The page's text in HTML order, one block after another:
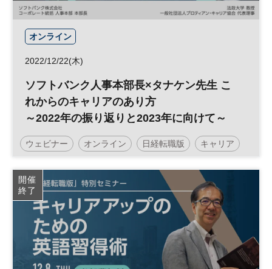
オンライン
2022/12/22(木)
ソフトバンク人事本部長×タナケン先生 こ
れからのキャリアのあり方
～2022年の振り返りと2023年に向けて～
ウェビナー オンライン 日経転職版 キャリア
転職
参加無料
開催
終了